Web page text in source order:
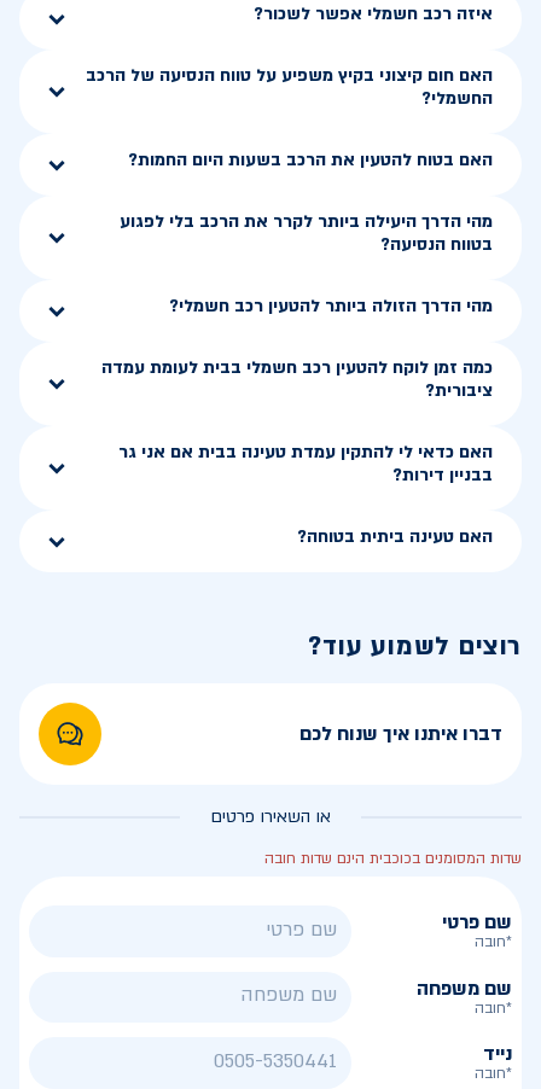
איזה רכב חשמלי אפשר לשכור?
האם חום קיצוני בקיץ משפיע על טווח הנסיעה של הרכב
החשמלי?
האם בטוח להטעין את הרכב בשעות היום החמות?
מהי הדרך היעילה ביותר לקרר את הרכב בלי לפגוע
בטווח הנסיעה?
מהי הדרך הזולה ביותר להטעין רכב חשמלי?
כמה זמן לוקח להטעין רכב חשמלי בבית לעומת עמדה
ציבורית?
האם כדאי לי להתקין עמדת טעינה בבית אם אני גר
בבניין דירות?
האם טעינה ביתית בטוחה?
רוצים לשמוע עוד?
דברו איתנו איך שנוח לכם
או השאירו פרטים
שדות המסומנים בכוכבית הינם שדות חובה
שם פרטי
*חובה
שם משפחה
*חובה
נייד
*חובה